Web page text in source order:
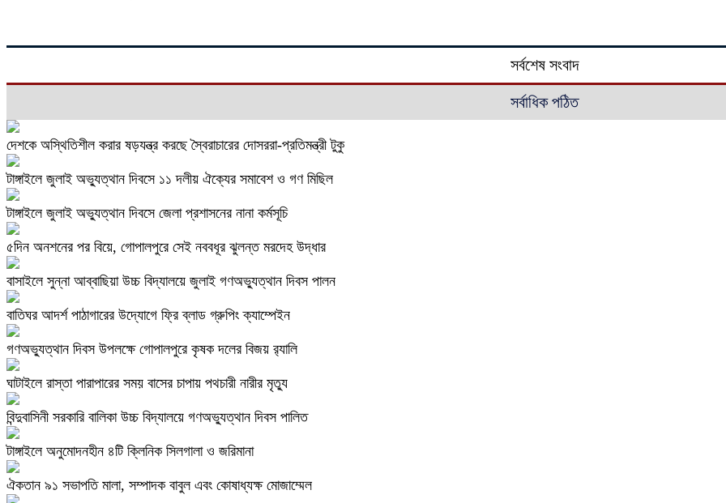
সর্বশেষ সংবাদ
সর্বাধিক পঠিত
দেশকে অস্থিতিশীল করার ষড়যন্ত্র করছে স্বৈরাচারের দোসররা-প্রতিমন্ত্রী টুকু
টাঙ্গাইলে জুলাই অভ্যুত্থান দিবসে ১১ দলীয় ঐক্যের সমাবেশ ও গণ মিছিল
টাঙ্গাইলে জুলাই অভ্যুত্থান দিবসে জেলা প্রশাসনের নানা কর্মসূচি
৫দিন অনশনের পর বিয়ে, গোপালপুরে সেই নববধূর ঝুলন্ত মরদেহ উদ্ধার
বাসাইলে সুন্না আব্বাছিয়া উচ্চ বিদ্যালয়ে জুলাই গণঅভ্যুত্থান দিবস পালন
বাতিঘর আদর্শ পাঠাগারের উদ্যোগে ফ্রি ব্লাড গ্রুপিং ক্যাম্পেইন
গণঅভ্যুত্থান দিবস উপলক্ষে গোপালপুরে কৃষক দলের বিজয় র‍্যালি
ঘাটাইলে রাস্তা পারাপারের সময় বাসের চাপায় পথচারী নারীর মৃত্যু
বিন্দুবাসিনী সরকারি বালিকা উচ্চ বিদ্যালয়ে গণঅভ্যুত্থান দিবস পালিত
টাঙ্গাইলে অনুমোদনহীন ৪টি ক্লিনিক সিলগালা ও জরিমানা
ঐকতান ৯১ সভাপতি মালা, সম্পাদক বাবুল এবং কোষাধ্যক্ষ মোজাম্মেল